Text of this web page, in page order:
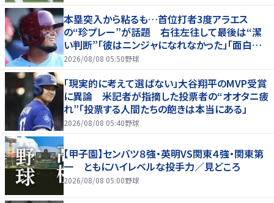
本塁突入から粘るも…首位打者3度アラエス
の“珍プレー”が話題 右往左往して最後は“潔
い判断”「彼はニンジャになれなかった」「面白すぎ
る」
2026/08/08 05:50野球
「現実的に考えて選ばない」大谷翔平のMVP受賞
に異論 米記者が指摘した投票者の“オオタニ疲
れ”「投票する人間たちの飽きは本当にある」
2026/08/08 05:40野球
【甲子園】センバツ８強・英明VS関東４強・関東第
一 ともにハイレベルな投手力／見どころ
2026/08/08 05:00野球